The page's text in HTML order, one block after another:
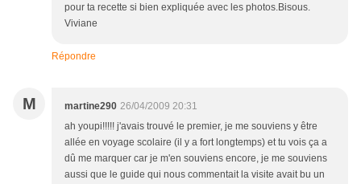
pour ta recette si bien expliquée avec les photos.Bisous.
Viviane
Répondre
M martine290 26/04/2009 20:31
ah youpi!!!!! j'avais trouvé le premier, je me souviens y être
allée en voyage scolaire (il y a fort longtemps) et tu vois ça a
dû me marquer car je m'en souviens encore, je me souviens
aussi que le guide qui nous commentait la visite avait bu un